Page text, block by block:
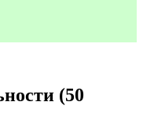
(50